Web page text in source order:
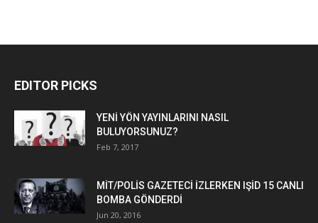
EDITOR PICKS
YENİ YÖN YAYINLARINI NASIL
BULUYORSUNUZ?
Feb 7, 2017
MİT/POLİS GAZETECİ İZLERKEN IŞİD 15 CANLI
BOMBA GÖNDERDİ
Jun 20, 2016